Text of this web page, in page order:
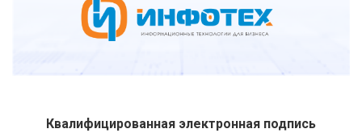
Квалифицированная электронная подпись